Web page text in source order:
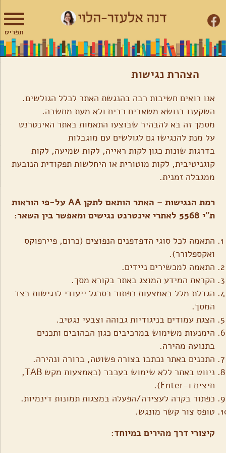
מפת
האתר
הצהרת
נגישות
עבור
לתוכן
צור
קשר
הצהרת נגישות
אנו רואים חשיבות רבה בהנגשת האתר לכלל הגולשים.
השקענו בנושא משאבים רבים ולא מעת מחשבה.
מסמך זה בא להבהיר שבוצעו התאמות באתר האינטרנט
על מנת להנגישו גם לגולשים עם מוגבלות
בדרגות שונות כגון לקות ראייה, לקות שמיעה, לקות
קוגניטיבית, לקות מוטורית או היחלשות תפקודית הנובעת
ממגבלה זמנית.
רמת הנגישות – האתר הותאם לתקן AA על-פי הוראות
ת”י 5568 לאתרי אינטרנט נגישים ומאפשר בין השאר:
התאמה לכל סוגי הדפדפנים הנפוצים (כרום, פיירפוקס
ואקספלורר).
התאמה למכשירים ניידים.
הקראת המידע המוצג באתר בקורא מסך.
הגדלת מלל באמצעות כפתור בסרגל ייעודי לנגישות בצד
המסך.
הצגת עמודים בניגודיות גבוהה וצבעי נגטיב.
הימנעות משימוש במרכיבים כגון הבהובים ותכנים
בתנועה מהירה.
התכנים באתר נכתבו בצורה פשוטה, ברורה ונהירה.
ניווט באתר ללא שימוש בעכבר (באמצעות מקש TAB,
חיצים ו-Enter).
כפתור בקרה לעצירה/הפעלה במצגות תמונות דינמיות.
טופס צור קשר מונגש.
קיצורי דרך מהירים במיוחד:
תפריט